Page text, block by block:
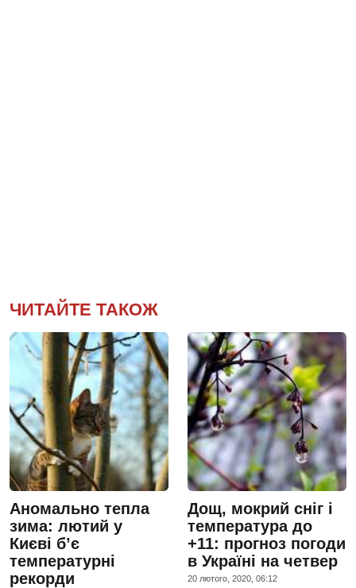
ЧИТАЙТЕ ТАКОЖ
Аномально тепла
зима: лютий у
Києві б’є
температурні
рекорди
Дощ, мокрий сніг і
температура до
+11: прогноз погоди
в Україні на четвер
20 лютого, 2020, 06:12